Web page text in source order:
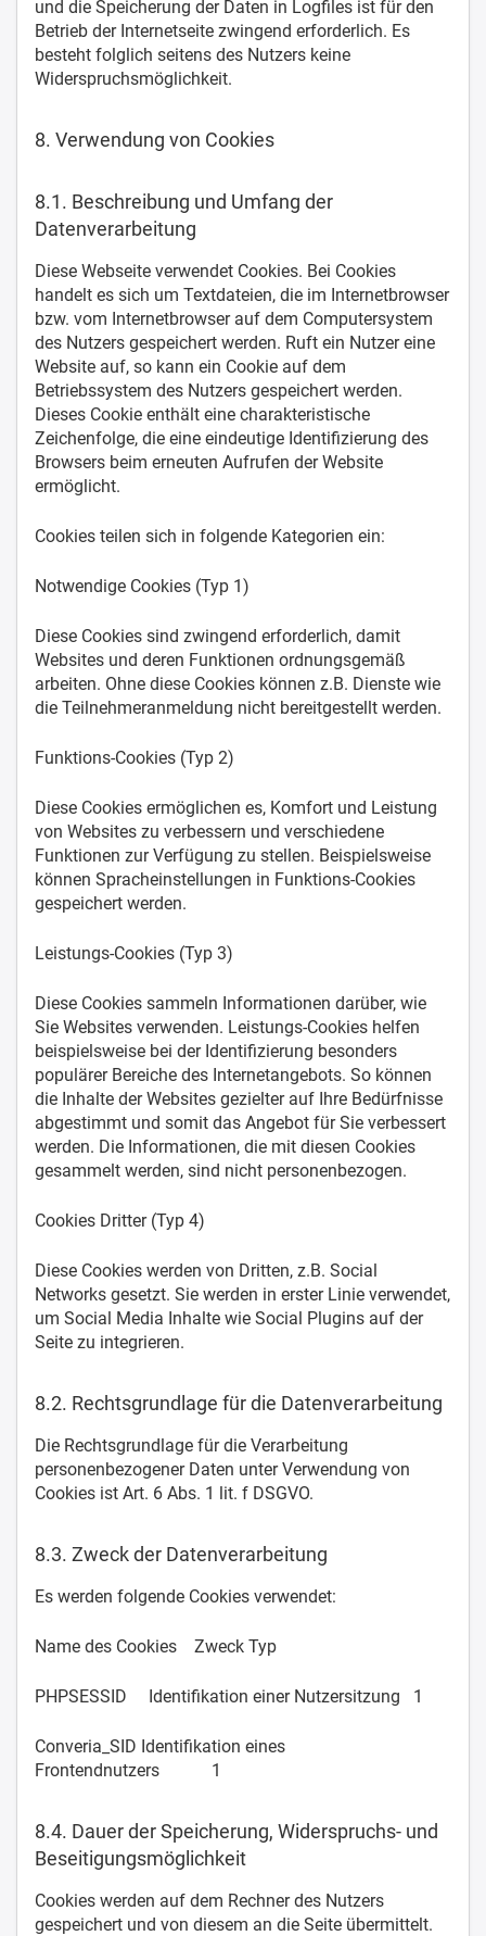
und die Speicherung der Daten in Logfiles ist für den
Betrieb der Internetseite zwingend erforderlich. Es
besteht folglich seitens des Nutzers keine
Widerspruchsmöglichkeit.
8. Verwendung von Cookies
8.1. Beschreibung und Umfang der
Datenverarbeitung
Diese Webseite verwendet Cookies. Bei Cookies
handelt es sich um Textdateien, die im Internetbrowser
bzw. vom Internetbrowser auf dem Computersystem
des Nutzers gespeichert werden. Ruft ein Nutzer eine
Website auf, so kann ein Cookie auf dem
Betriebssystem des Nutzers gespeichert werden.
Dieses Cookie enthält eine charakteristische
Zeichenfolge, die eine eindeutige Identifizierung des
Browsers beim erneuten Aufrufen der Website
ermöglicht.
Cookies teilen sich in folgende Kategorien ein:
Notwendige Cookies (Typ 1)
Diese Cookies sind zwingend erforderlich, damit
Websites und deren Funktionen ordnungsgemäß
arbeiten. Ohne diese Cookies können z.B. Dienste wie
die Teilnehmeranmeldung nicht bereitgestellt werden.
Funktions-Cookies (Typ 2)
Diese Cookies ermöglichen es, Komfort und Leistung
von Websites zu verbessern und verschiedene
Funktionen zur Verfügung zu stellen. Beispielsweise
können Spracheinstellungen in Funktions-Cookies
gespeichert werden.
Leistungs-Cookies (Typ 3)
Diese Cookies sammeln Informationen darüber, wie
Sie Websites verwenden. Leistungs-Cookies helfen
beispielsweise bei der Identifizierung besonders
populärer Bereiche des Internetangebots. So können
die Inhalte der Websites gezielter auf Ihre Bedürfnisse
abgestimmt und somit das Angebot für Sie verbessert
werden. Die Informationen, die mit diesen Cookies
gesammelt werden, sind nicht personenbezogen.
Cookies Dritter (Typ 4)
Diese Cookies werden von Dritten, z.B. Social
Networks gesetzt. Sie werden in erster Linie verwendet,
um Social Media Inhalte wie Social Plugins auf der
Seite zu integrieren.
8.2. Rechtsgrundlage für die Datenverarbeitung
Die Rechtsgrundlage für die Verarbeitung
personenbezogener Daten unter Verwendung von
Cookies ist Art. 6 Abs. 1 lit. f DSGVO.
8.3. Zweck der Datenverarbeitung
Es werden folgende Cookies verwendet:
Name des Cookies Zweck Typ
PHPSESSID Identifikation einer Nutzersitzung 1
Converia_SID Identifikation eines
Frontendnutzers 1
8.4. Dauer der Speicherung, Widerspruchs- und
Beseitigungsmöglichkeit
Cookies werden auf dem Rechner des Nutzers
gespeichert und von diesem an die Seite übermittelt.